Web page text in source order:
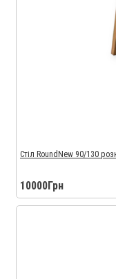
Стіл RoundNew 90/130
10000Грн